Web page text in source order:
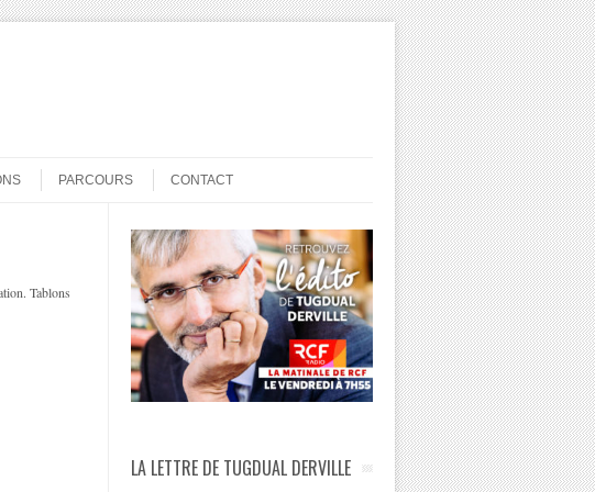
PARCOURS CONTACT
Tablons
LA LETTRE DE TUGDUAL DERVILLE